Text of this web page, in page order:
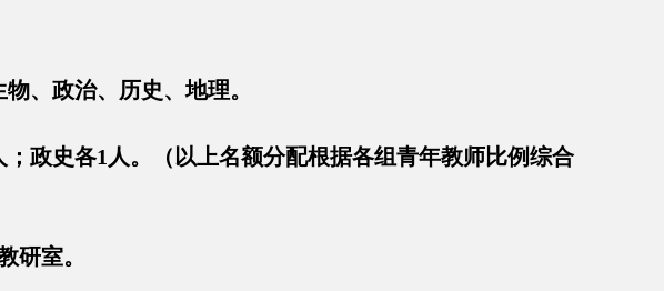
政治、历史、地理。
史各1人。（以上名额分配根据各组青年教师比例综合
室。